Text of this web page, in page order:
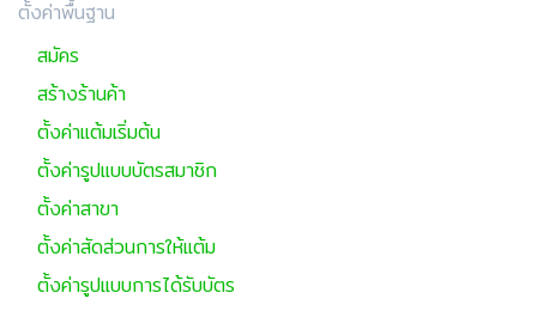
ตั้งค่าพื้นฐาน
สมัคร
สร้างร้านค้า
ตั้งค่าแต้มเริ่มต้น
ตั้งค่ารูปแบบบัตรสมาชิก
ตั้งค่าสาขา
ตั้งค่าสัดส่วนการให้แต้ม
ตั้งค่ารูปแบบการได้รับบัตร